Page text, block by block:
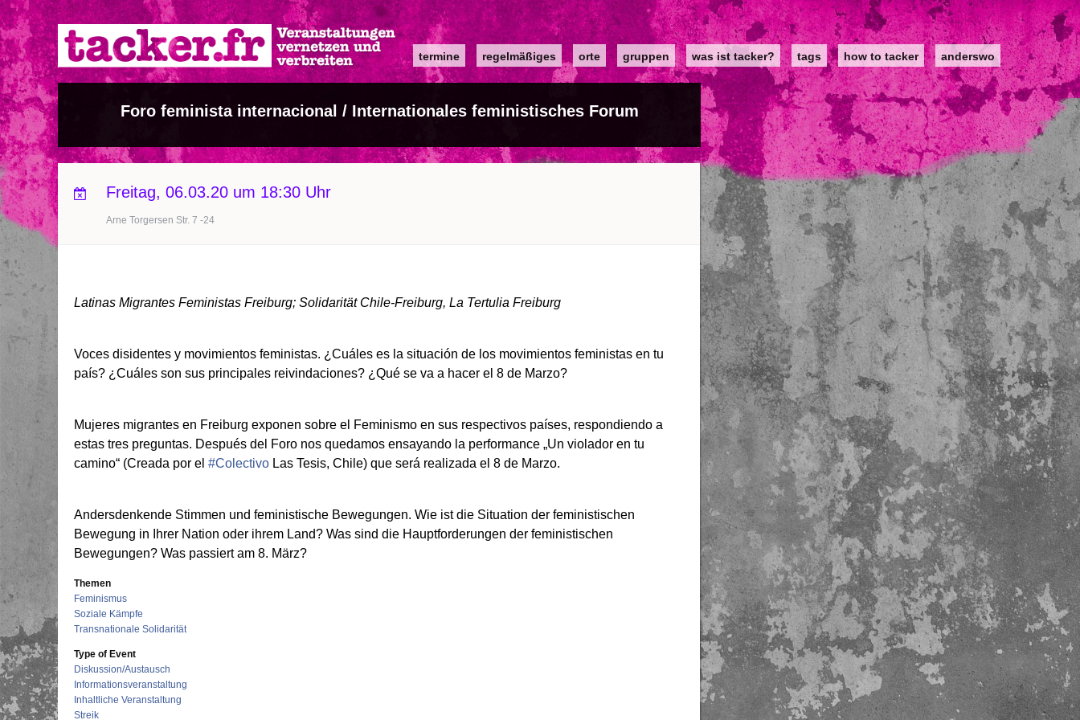
Direkt
zum
Inhalt
Main
navigation
termine regelmäßiges orte gruppen was ist tacker? tags how to tacker anderswo
Foro feminista internacional / Internationales feministisches Forum
Freitag, 06.03.20 um 18:30 Uhr
Arne Torgersen Str. 7 -24
Latinas Migrantes Feministas Freiburg; Solidarität Chile-Freiburg, La Tertulia Freiburg
Voces disidentes y movimientos feministas. ¿Cuáles es la situación de los movimientos feministas en tu
país? ¿Cuáles son sus principales reivindaciones? ¿Qué se va a hacer el 8 de Marzo?
Mujeres migrantes en Freiburg exponen sobre el Feminismo en sus respectivos países, respondiendo a
estas tres preguntas. Después del Foro nos quedamos ensayando la performance „Un violador en tu
camino“ (Creada por el #Colectivo Las Tesis, Chile) que será realizada el 8 de Marzo.
Andersdenkende Stimmen und feministische Bewegungen. Wie ist die Situation der feministischen
Bewegung in Ihrer Nation oder ihrem Land? Was sind die Hauptforderungen der feministischen
Bewegungen? Was passiert am 8. März?
Themen
Feminismus
Soziale Kämpfe
Transnationale Solidarität
Type of Event
Diskussion/Austausch
Informationsveranstaltung
Inhaltliche Veranstaltung
Streik